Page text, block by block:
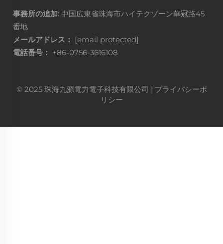
事務所の追加: 中国広東省珠海市ハイテクゾーン華冠路45
番地
メールアドレス： [email protected]
電話番号： +86-0756-3616108
© 2025 珠海九源電力電子科技有限公司 | プライバシーポ
リシー